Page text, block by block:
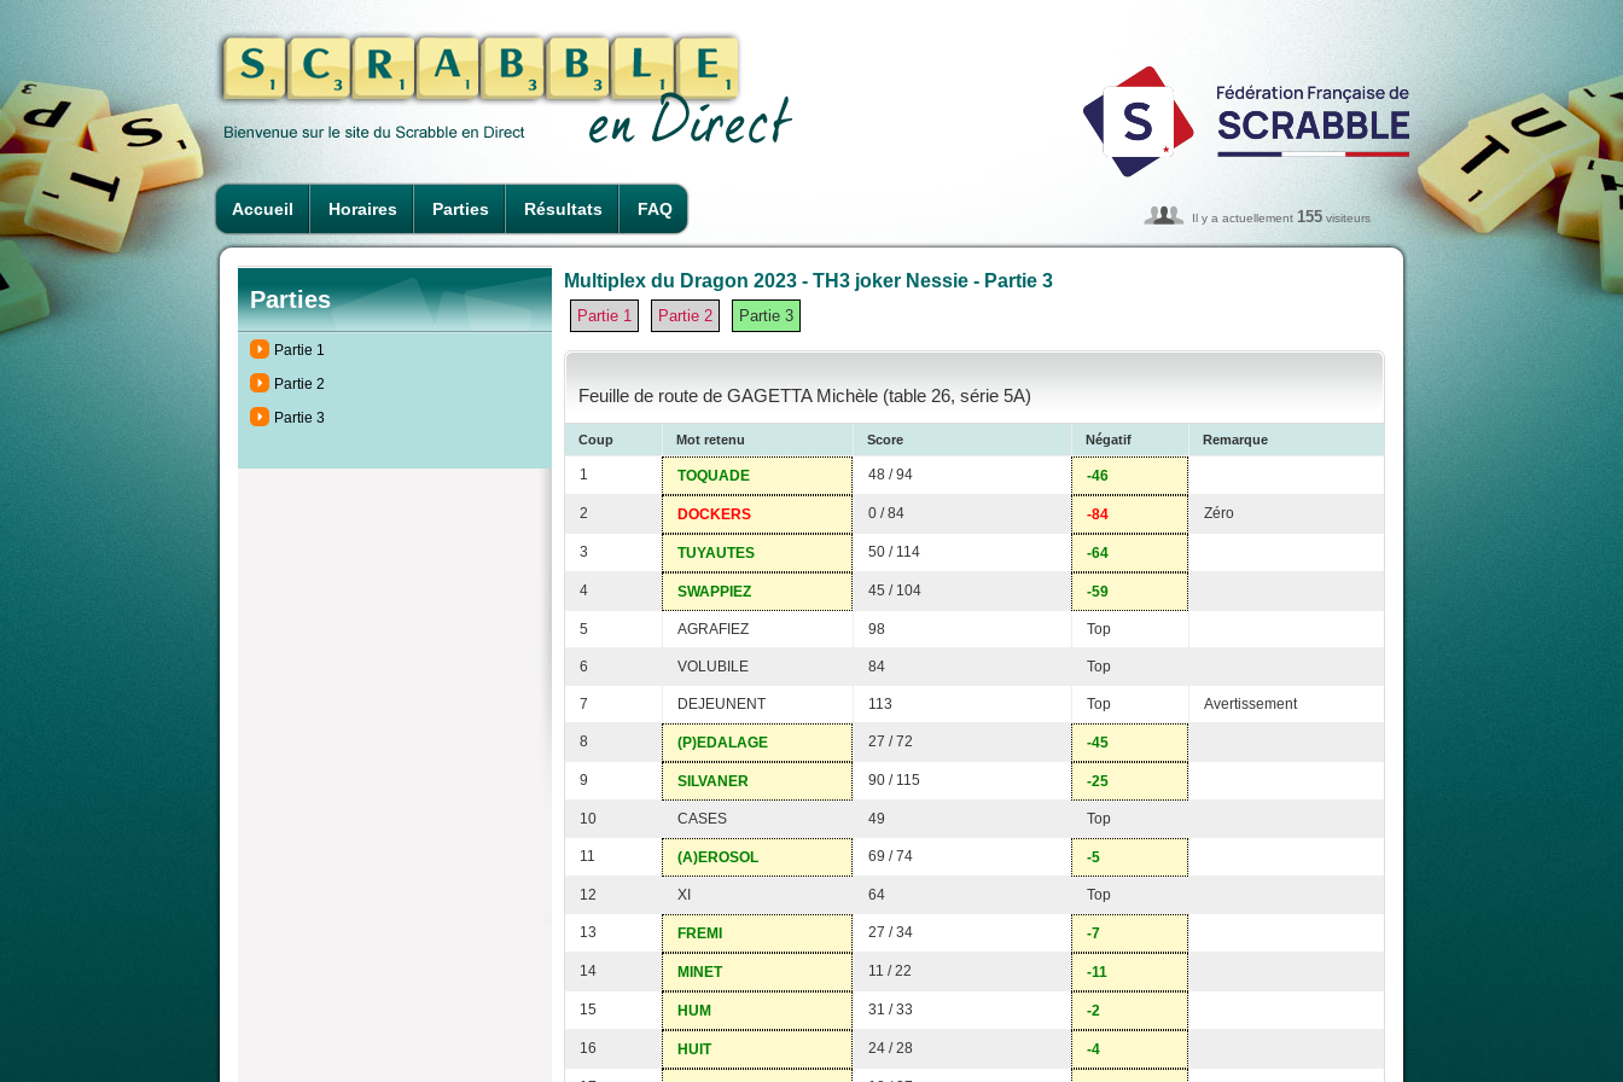
Accueil Horaires Parties Résultats FAQ Il y a actuellement 155 visiteurs
Parties
Partie 1
Partie 2
Partie 3
Multiplex du Dragon 2023 - TH3 joker Nessie - Partie 3
Partie 1 Partie 2 Partie 3
Feuille de route de GAGETTA Michèle (table 26, série 5A)
Coup Mot retenu Score Négatif Remarque
1 TOQUADE 48 / 94 -46
2 DOCKERS 0 / 84 -84 Zéro
3 TUYAUTES 50 / 114 -64
4 SWAPPIEZ 45 / 104 -59
5 AGRAFIEZ 98 Top
6 VOLUBILE 84 Top
7 DEJEUNENT 113 Top Avertissement
8 (P)EDALAGE 27 / 72 -45
9 SILVANER 90 / 115 -25
10 CASES 49 Top
11 (A)EROSOL 69 / 74 -5
12 XI 64 Top
13 FREMI 27 / 34 -7
14 MINET 11 / 22 -11
15 HUM 31 / 33 -2
16 HUIT 24 / 28 -4